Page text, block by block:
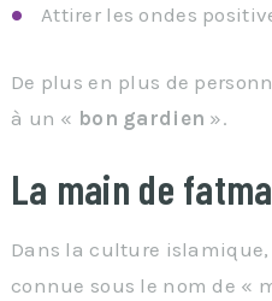
Attirer les ondes
De plus en plus de
à un « bon gardien ».
La main de
Dans la culture
connue sous le nom de «